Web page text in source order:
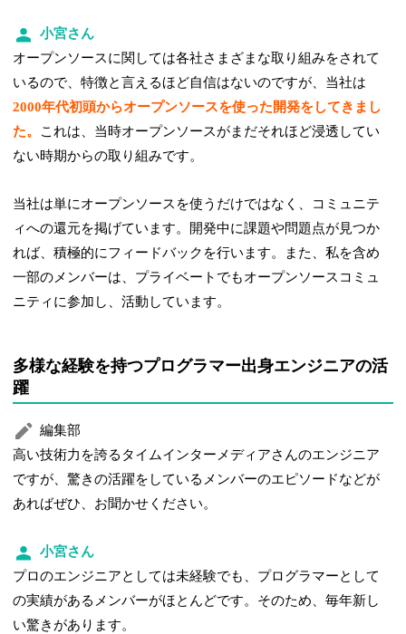
小宮さん
オープンソースに関しては各社さまざまな取り組みをされて
いるので、特徴と言えるほど自信はないのですが、当社は
2000年代初頭からオープンソースを使った開発をしてきまし
た。
これは、当時オープンソースがまだそれほど浸透してい
ない時期からの取り組みです。
当社は単にオープンソースを使うだけではなく、コミュニテ
ィへの還元を掲げています。開発中に課題や問題点が見つか
れば、積極的にフィードバックを行います。また、私を含め
一部のメンバーは、プライベートでもオープンソースコミュ
ニティに参加し、活動しています。
多様な経験を持つプログラマー出身エンジニアの活
躍
編集部
高い技術力を誇るタイムインターメディアさんのエンジニア
ですが、驚きの活躍をしているメンバーのエピソードなどが
あればぜひ、お聞かせください。
小宮さん
プロのエンジニアとしては未経験でも、プログラマーとして
の実績があるメンバーがほとんどです。そのため、毎年新し
い驚きがあります。